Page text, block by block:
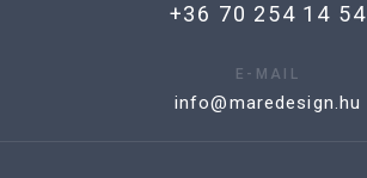
+36 70 254 14 54
E-MAIL
info@maredesign.hu